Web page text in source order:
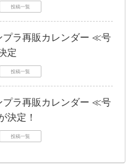
投稿一覧
プラ再販カレンダー ≪号
定
投稿一覧
プラ再販カレンダー ≪号
決定！
投稿一覧